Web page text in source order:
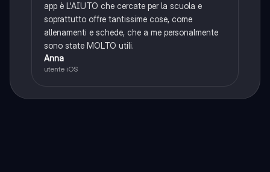
app è L'AIUTO che cercate per la scuola e
soprattutto offre tantissime cose, come
allenamenti e schede, che a me personalmente
sono state MOLTO utili.
Anna
utente iOS